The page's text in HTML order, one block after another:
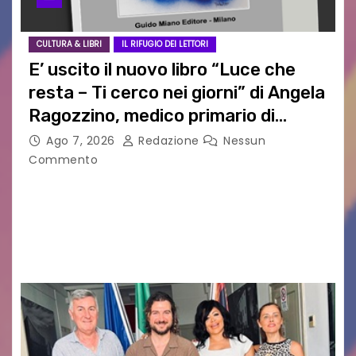
CULTURA & LIBRI IL RIFUGIO DEI LETTORI
E’ uscito il nuovo libro “Luce che
resta – Ti cerco nei giorni” di Angela
Ragozzino, medico primario di
Capua
Ago 7, 2026 Redazione
Nessun
Commento